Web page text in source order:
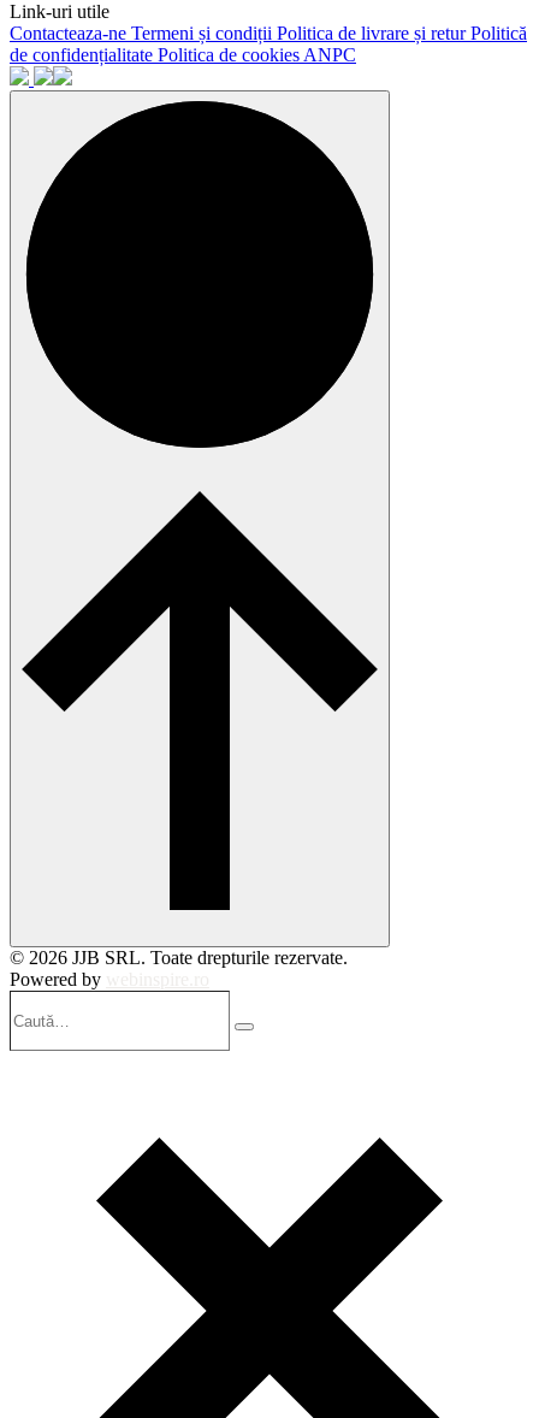
Link-uri utile
Contacteaza-ne Termeni și condiții Politica de livrare și returPolitică
de confidențialitate Politica de cookies ANPC
© 2026 JJB SRL. Toate drepturile rezervate.
Powered by
Search